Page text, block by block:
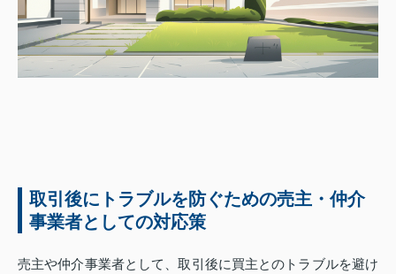
取引後にトラブルを防ぐための売主・仲介
事業者としての対応策
売主や仲介事業者として、取引後に買主とのトラブルを避け